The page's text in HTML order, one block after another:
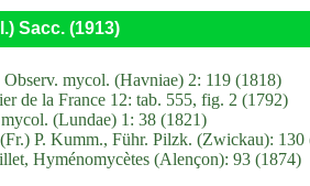
Sacc. (1913)
mycol. (Havniae) 2: 119 (1818)
de la France 12: tab. 555, fig. 2 (1792)
(Lundae) 1: 38 (1821)
P. Kumm., Führ. Pilzk. (Zwickau): 130
Hyménomycètes (Alençon): 93 (1874)